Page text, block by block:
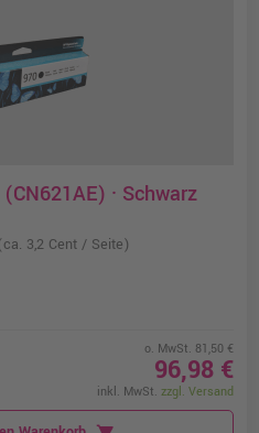
· Schwarz
3,2 Cent / Seite)
o. MwSt. 81,50 €
96,98 €
inkl. MwSt. zzgl. Versand